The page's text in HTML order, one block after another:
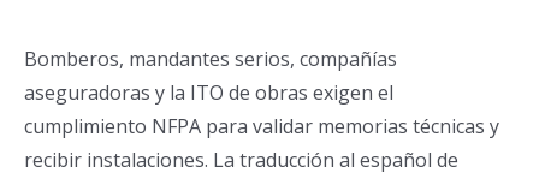
Bomberos, mandantes serios, compañías
aseguradoras y la ITO de obras exigen el
cumplimiento NFPA para validar memorias técnicas y
recibir instalaciones. La traducción al español de